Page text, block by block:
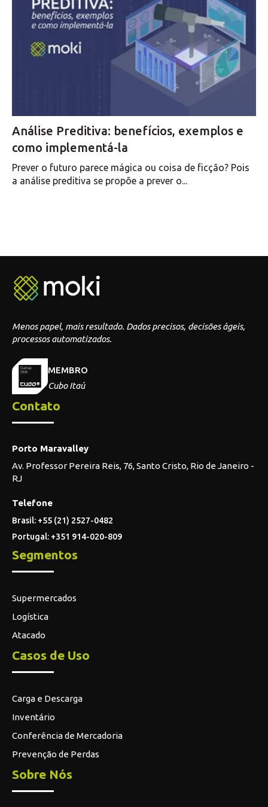
Análise Preditiva: benefícios, exemplos e
como implementá-la
Prever o futuro parece mágica ou coisa de ficção? Pois
a análise preditiva se propõe a prever o...
Menos papel, mais resultado. Dados precisos, decisões ágeis,
processos automatizados.
MEMBRO
Cubo Itaú
Contato
Porto Maravalley
Av. Professor Pereira Reis, 76, Santo Cristo, Rio de Janeiro -
RJ
Telefone
Brasil: +55 (21) 2527-0482
Portugal: +351 914-020-809
Segmentos
Supermercados
Logística
Atacado
Casos de Uso
Carga e Descarga
Inventário
Conferência de Mercadoria
Prevenção de Perdas
Sobre Nós